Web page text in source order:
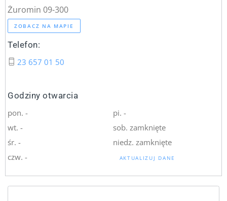
Żuromin 09-300
ZOBACZ NA MAPIE
Telefon:
23 657 01 50
Godziny otwarcia
pon. -
wt. -
śr. -
czw. -
pi. -
sob. zamknięte
niedz. zamknięte
AKTUALIZUJ DANE